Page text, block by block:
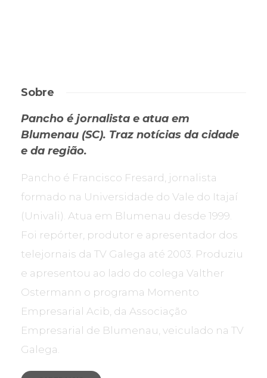
Sobre
Pancho é jornalista e atua em
Blumenau (SC). Traz notícias da cidade
e da região.
Pancho é Francisco Fresard, jornalista
formado na Universidade do Vale do Itajaí
(Univali). Atua em Blumenau desde 1999.
Foi repórter, produtor e apresentador dos
telejornais da TV Galega até 2003. Produziu
e apresentou ao lado do colega Valther
Ostermann o programa Momento
Empresarial Acib, da Associação
Empresarial de Blumenau, veiculado na TV
Galega.